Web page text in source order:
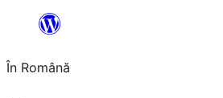
conținut
În Română